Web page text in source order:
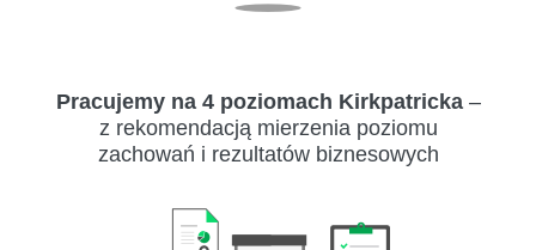
Pracujemy na 4 poziomach Kirkpatricka–
z rekomendacją mierzenia poziomu
zachowań i rezultatów biznesowych